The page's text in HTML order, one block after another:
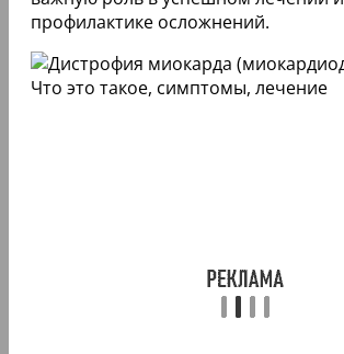
профилактике осложнений.